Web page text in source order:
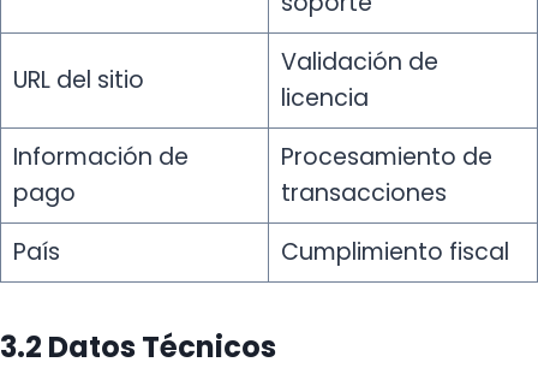
URL del sitio
Validación de
licencia
Información de
pago
Procesamiento de
transacciones
País
Cumplimiento fiscal
3.2 Datos Técnicos